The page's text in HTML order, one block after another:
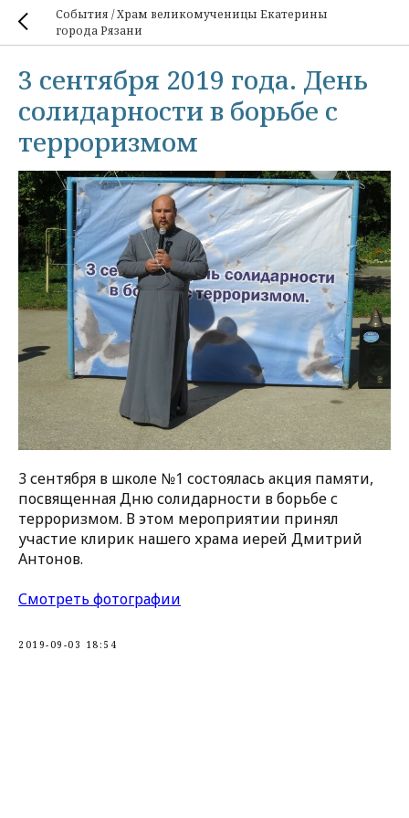
События / Храм великомученицы Екатерины
города Рязани
3 сентября 2019 года. День
солидарности в борьбе с
терроризмом
3 сентября в школе №1 состоялась акция памяти,
посвященная Дню солидарности в борьбе с
терроризмом. В этом мероприятии принял
участие клирик нашего храма иерей Дмитрий
Антонов.
Смотреть фотографии
2019-09-03 18:54